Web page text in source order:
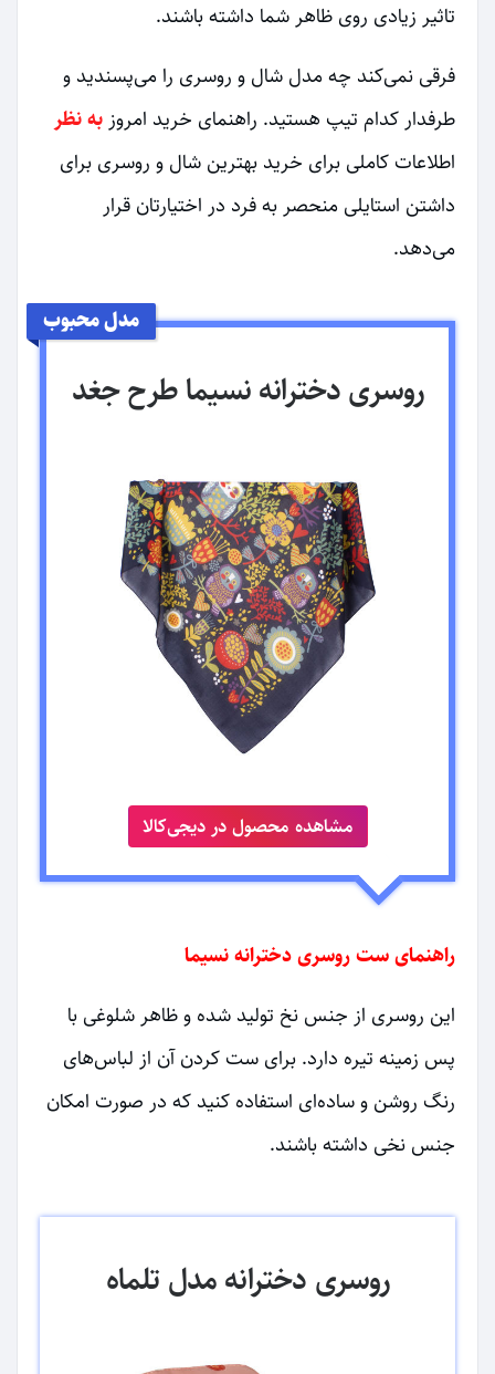
تاثیر زیادی روی ظاهر شما داشته باشند.
فرقی نمی‌کند چه مدل شال و روسری را می‌پسندید و
طرفدار کدام تیپ هستید. راهنمای خرید امروز به نظر
اطلاعات کاملی برای خرید بهترین شال و روسری برای
داشتن استایلی منحصر به فرد در اختیارتان قرار
می‌دهد.
روسری دخترانه مدل تلماه
مدل محبوب
روسری دخترانه نسیما طرح جغد
مشاهده محصول در دیجی‌کالا
راهنمای ست روسری دخترانه نسیما
این روسری از جنس نخ تولید شده و ظاهر شلوغی با
پس زمینه تیره دارد. برای ست کردن آن از لباس‌های
رنگ روشن و ساده‌ای استفاده کنید که در صورت امکان
جنس نخی داشته باشند.